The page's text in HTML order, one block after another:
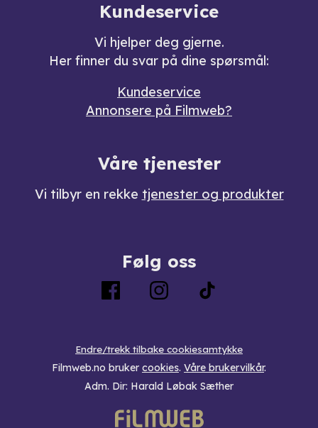
Kundeservice
Vi hjelper deg gjerne.
Her finner du svar på dine spørsmål:
Kundeservice
Annonsere på Filmweb?
Våre tjenester
Vi tilbyr en rekke tjenester og produkter
Følg oss
Endre/trekk tilbake cookiesamtykke
Filmweb.no bruker cookies. Våre brukervilkår.
Adm. Dir: Harald Løbak Sæther